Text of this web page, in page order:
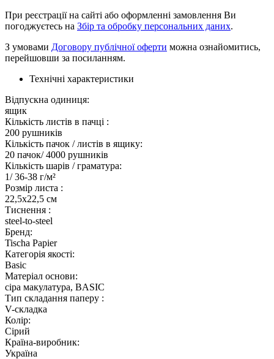
При реєстрації на сайті або оформленні замовлення Ви
погоджуєтесь на Збір та обробку персональних даних.
З умовами Договору публічної оферти можна ознайомитись,
перейшовши за посиланням.
Технічні характеристики
Відпускна одиниця:
ящик
Кількість листів в пачці :
200 рушників
Кількість пачок / листів в ящику:
20 пачок/ 4000 рушників
Кількість шарів / граматура:
1/ 36-38 г/м²
Розмір листа :
22,5x22,5 см
Тиснення :
steel-to-steel
Бренд:
Tischa Papier
Категорія якості:
Basic
Матеріал основи:
сіра макулатура, BASIC
Тип складання паперу :
V-складка
Колір:
Сірий
Країна-виробник:
Україна